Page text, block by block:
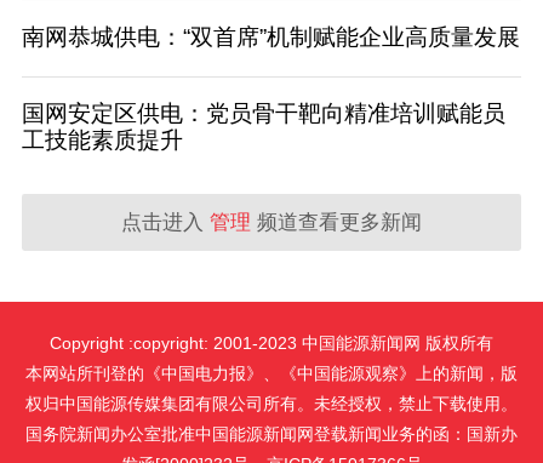
南网恭城供电：“双首席”机制赋能企业高质量发展
国网安定区供电：党员骨干靶向精准培训赋能员
工技能素质提升
点击进入 管理 频道查看更多新闻
Copyright :copyright: 2001-2023 中国能源新闻网 版权所有
本网站所刊登的《中国电力报》、《中国能源观察》上的新闻，版
权归中国能源传媒集团有限公司所有。未经授权，禁止下载使用。
国务院新闻办公室批准中国能源新闻网登载新闻业务的函：国新办